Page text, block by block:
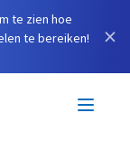
te zien hoe
te bereiken!
×